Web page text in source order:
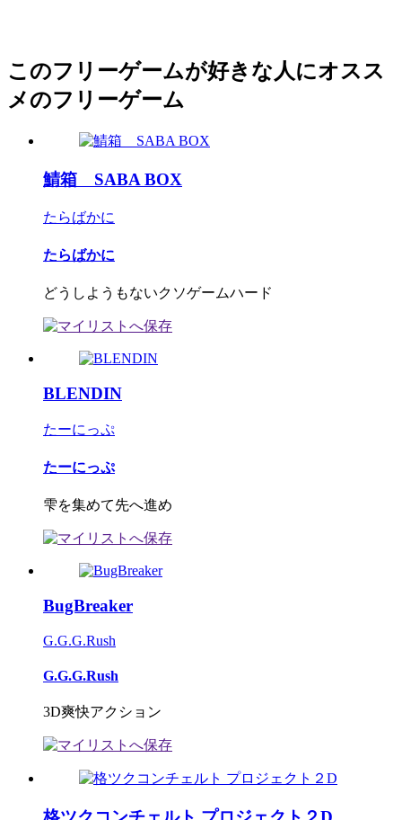
このフリーゲームが好きな人にオスス
メのフリーゲーム
鯖箱 SABA BOX
たらばかに
たらばかに
どうしようもないクソゲームハード
BLENDIN
たーにっぷ
たーにっぷ
雫を集めて先へ進め
BugBreaker
G.G.G.Rush
G.G.G.Rush
3D爽快アクション